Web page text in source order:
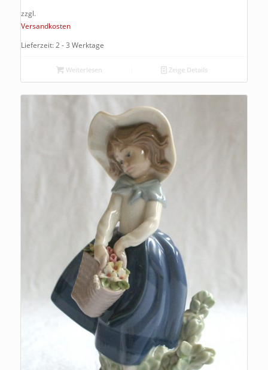
zzgl.
Versandkosten
Lieferzeit: 2 - 3 Werktage
Weiterlesen Zeige Details